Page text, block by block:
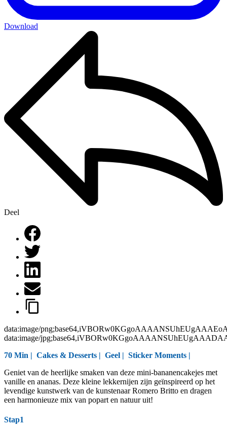
Download
Deel
data:image/
data:image/
70 Min | Cakes & Desserts | Geel | Sticker Moments |
Geniet van de heerlijke smaken van deze mini-bananencakejes met
vanille en ananas. Deze kleine lekkernijen zijn geïnspireerd op het
levendige kunstwerk van de kunstenaar Romero Britto en dragen
een harmonieuze mix van popart en natuur uit!
Stap1